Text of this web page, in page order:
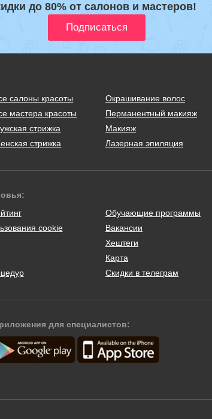
до 80% от салонов и мастеров!
салоны красоты
мастера красоты
стрижка
стрижка
Окрашивание волос
Перманентный макияж
Макияж
Лазерная эпиляция
cookie
Обучающие программы
Вакансии
Хештеги
Карта
Скидки в телеграм
для специалистов: